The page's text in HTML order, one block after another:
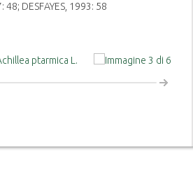
DESFAYES, 1993: 58